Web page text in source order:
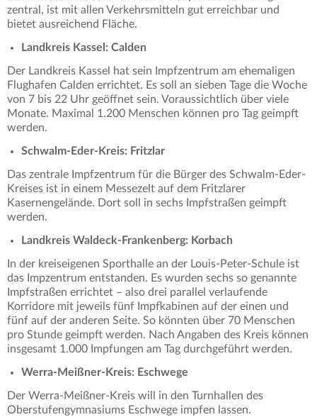
zentral, ist mit allen Verkehrsmitteln gut erreichbar und
bietet ausreichend Fläche.
Landkreis Kassel: Calden
Der Landkreis Kassel hat sein Impfzentrum am ehemaligen
Flughafen Calden errichtet. Es soll an sieben Tage die Woche
von 7 bis 22 Uhr geöffnet sein. Voraussichtlich über viele
Monate. Maximal 1.200 Menschen können pro Tag geimpft
werden.
Schwalm-Eder-Kreis: Fritzlar
Das zentrale Impfzentrum für die Bürger des Schwalm-Eder-
Kreises ist in einem Messezelt auf dem Fritzlarer
Kasernengelände. Dort soll in sechs Impfstraßen geimpft
werden.
Landkreis Waldeck-Frankenberg: Korbach
In der kreiseigenen Sporthalle an der Louis-Peter-Schule ist
das Impzentrum entstanden. Es wurden sechs so genannte
Impfstraßen errichtet – also drei parallel verlaufende
Korridore mit jeweils fünf Impfkabinen auf der einen und
fünf auf der anderen Seite. So könnten über 70 Menschen
pro Stunde geimpft werden. Nach Angaben des Kreis können
insgesamt 1.000 Impfungen am Tag durchgeführt werden.
Werra-Meißner-Kreis: Eschwege
Der Werra-Meißner-Kreis will in den Turnhallen des
Oberstufengymnasiums Eschwege impfen lassen.